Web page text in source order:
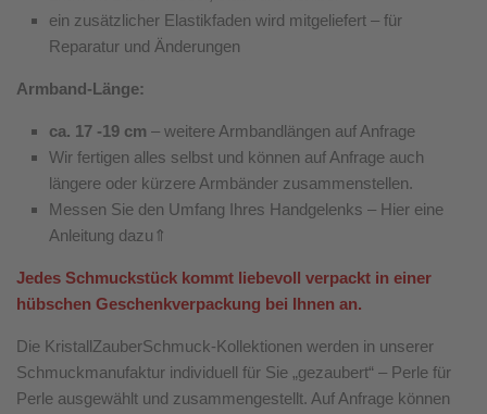
ein zusätzlicher Elastikfaden wird mitgeliefert – für
Reparatur und Änderungen
Armband-Länge:
ca. 17 -19 cm – weitere Armbandlängen auf Anfrage
Wir fertigen alles selbst und können auf Anfrage auch
längere oder kürzere Armbänder zusammenstellen.
Messen Sie den Umfang Ihres Handgelenks – Hier eine
Anleitung dazu⇑
Jedes Schmuckstück kommt liebevoll verpackt in einer
hübschen Geschenkverpackung bei Ihnen an.
Die KristallZauberSchmuck-Kollektionen werden in unserer
Schmuckmanufaktur individuell für Sie „gezaubert“ – Perle für
Perle ausgewählt und zusammengestellt. Auf Anfrage können